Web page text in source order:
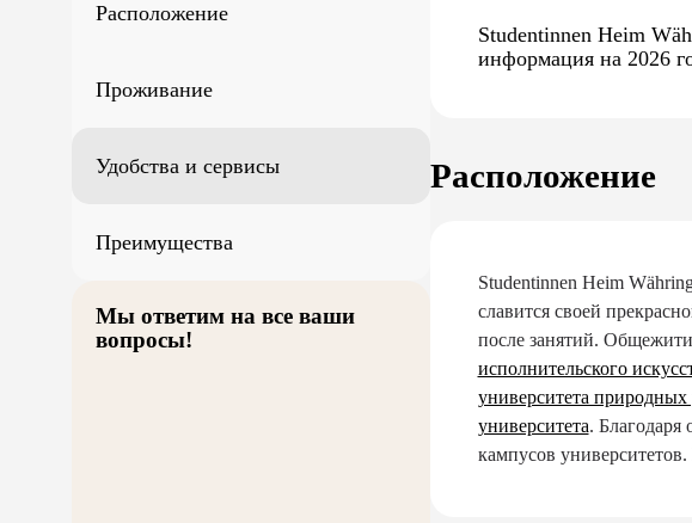
Расположение
Проживание
Удобства и сервисы
Преимущества
Мы ответим на все ваши
вопросы!
Studentinnen Heim
информация на 2026
Расположение
Studentinnen Heim
славится своей
после занятий.
исполнительского
университета
университета. Благодаря
кампусов